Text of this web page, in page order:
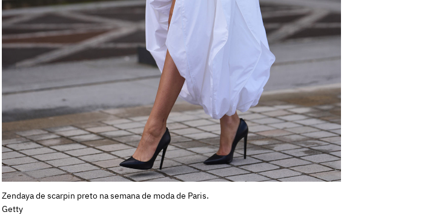
Zendaya de scarpin preto na semana de moda de Paris.
Getty